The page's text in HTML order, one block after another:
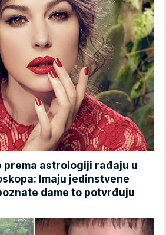
prema astrologiji rađaju u
Imaju jedinstvene
dame to potvrđuju